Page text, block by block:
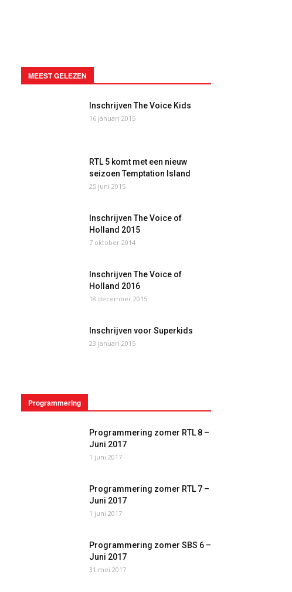
MEEST GELEZEN
Inschrijven The Voice Kids
16 januari 2015
RTL 5 komt met een nieuw
seizoen Temptation Island
25 juni 2015
Inschrijven The Voice of
Holland 2015
7 oktober 2014
Inschrijven The Voice of
Holland 2016
18 december 2015
Inschrijven voor Superkids
23 januari 2015
Programmering
Programmering zomer RTL 8 –
Juni 2017
1 juni 2017
Programmering zomer RTL 7 –
Juni 2017
1 juni 2017
Programmering zomer SBS 6 –
Juni 2017
31 mei 2017